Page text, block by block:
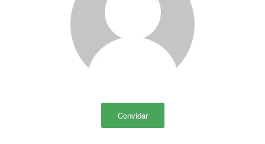
Convidar